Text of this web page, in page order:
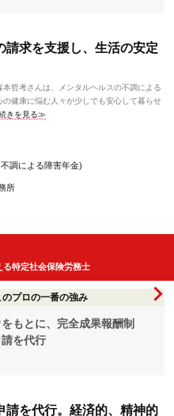
請求を支援し、生活の安定
哲考さんは、メンタルヘルスの不調による
健康に悩む人々が少しでも安心して暮らせ
きを見る≫
調による障害年金)
所
る特定社会保険労務士
のプロの一番の強み
もとに、完全成果報酬制
を代行
請を代行。経済的、精神的